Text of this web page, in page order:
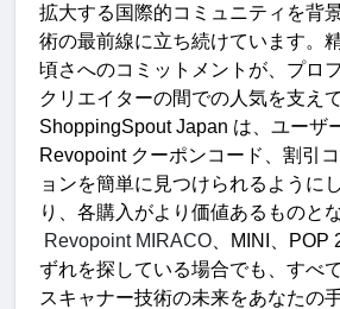
拡大する国際的コミュニティを背
術の最前線に立ち続けています。
頃さへのコミットメントが、プロ
クリエイターの間での人気を支え
ShoppingSpout Japan は、ユーザ
Revopoint クーポンコード、割引
ョンを簡単に見つけられるように
り、各購入がより価値あるものと
Revopoint MIRACO
MINI POP
ずれを探している場合でも、すべ
スキャナー技術の未来をあなたの